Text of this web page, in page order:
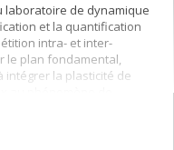
laboratoire de dynamique
et la quantification
intra- et inter-
le plan fondamental,
intégrer la plasticité de
et d’en évaluer les
végétale. L’expertise
la compétition et